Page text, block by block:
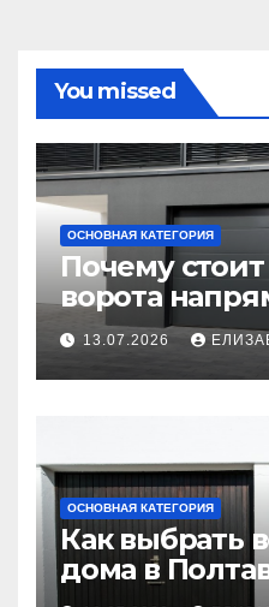
You missed
ОСНОВНАЯ КАТЕГОРИЯ
Почему стоит
ворота
13.07.2026
ОСНОВНАЯ КАТЕГОРИЯ
Как выбрать
дома в